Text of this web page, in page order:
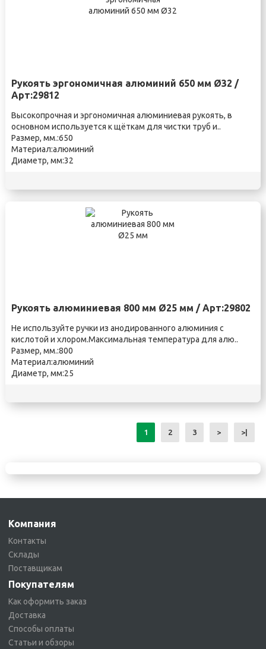
Рукоять эргономичная алюминий 650 мм Ø32 /
Арт:29812
Высокопрочная и эргономичная алюминиевая рукоять, в
основном используется к щёткам для чистки труб и..
Размер, мм.:650
Материал:алюминий
Диаметр, мм:32
Рукоять алюминиевая 800 мм Ø25 мм / Арт:29802
Не используйте ручки из анодированного алюминия с
кислотой и хлором.Максимальная температура для алю..
Размер, мм.:800
Материал:алюминий
Диаметр, мм:25
1 2 3 > >|
Компания
Контакты
Склады
Поставщикам
Покупателям
Как оформить заказ
Доставка
Способы оплаты
Статьи и обзоры